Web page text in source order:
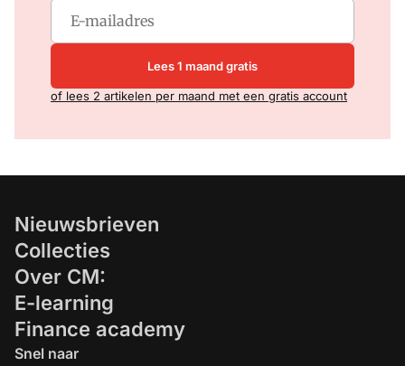
Lees 1 maand gratis
of lees 2 artikelen per maand met een gratis account
Nieuwsbrieven
Collecties
Over CM:
E-learning
Finance academy
Snel naar